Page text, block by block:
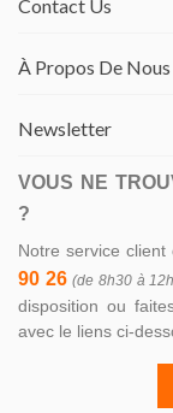
Contact Us
À Propos De Nous
Newsletter
VOUS NE
?
Notre service
90 26 (de 8h30 à
disposition ou
avec le liens ci-